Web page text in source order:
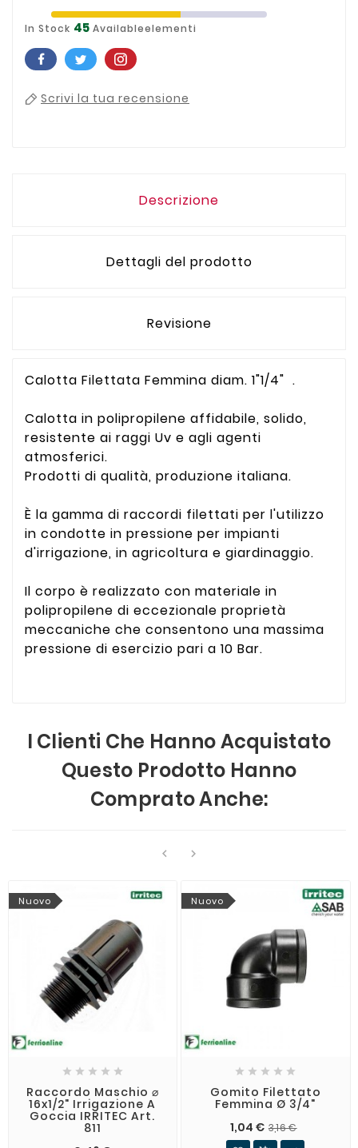
In Stock 45 Availableelementi
Scrivi la tua recensione
Descrizione
Dettagli del prodotto
Revisione
Calotta Filettata Femmina diam. 1"1/4" .
Calotta in polipropilene affidabile, solido,
resistente ai raggi Uv e agli agenti
atmosferici.
Prodotti di qualità, produzione italiana.
È la gamma di raccordi filettati per l'utilizzo
in condotte in pressione per impianti
d'irrigazione, in agricoltura e giardinaggio.
Il corpo è realizzato con materiale in
polipropilene di eccezionale proprietà
meccaniche che consentono una massima
pressione di esercizio pari a 10 Bar.
I Clienti Che Hanno Acquistato
Questo Prodotto Hanno
Comprato Anche:
 
Nuovo
    
Raccordo Maschio ⌀
16x1/2" Irrigazione A
Goccia IRRITEC Art.
811
Nuovo
    
Gomito Filettato
Femmina Ø 3/4"
1,04 € 3,16 €